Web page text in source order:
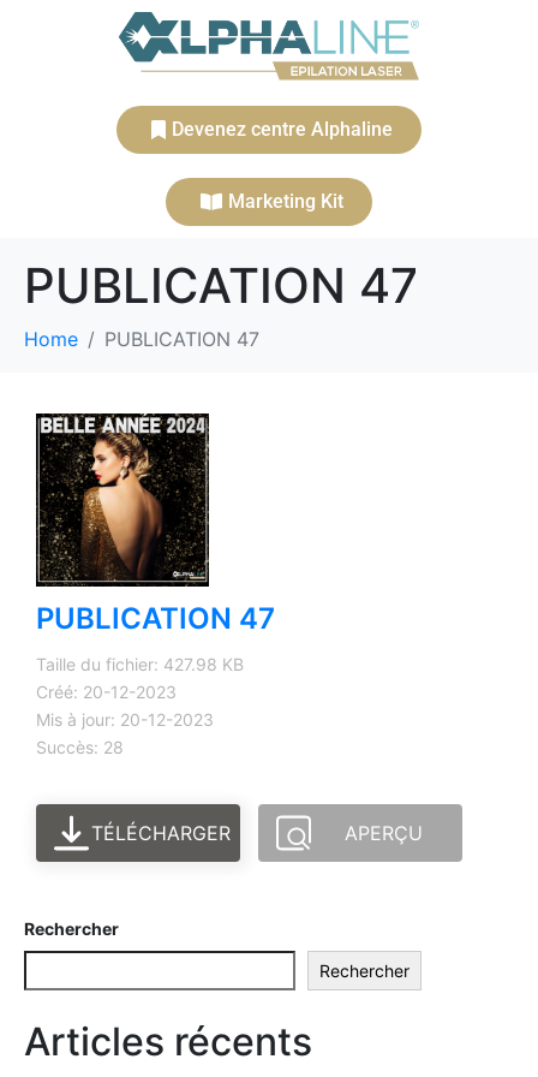
Devenez centre Alphaline
Marketing Kit
PUBLICATION 47
Home PUBLICATION 47
PUBLICATION 47
Taille du fichier: 427.98 KB
Créé: 20-12-2023
Mis à jour: 20-12-2023
Succès: 28
TÉLÉCHARGER APERÇU
Rechercher
Rechercher
Articles récents